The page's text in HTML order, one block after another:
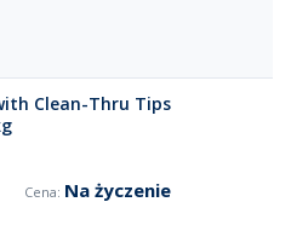
Clean-Thru Tips
Na życzenie